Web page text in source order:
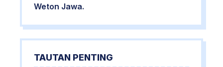
Weton Jawa.
TAUTAN PENTING